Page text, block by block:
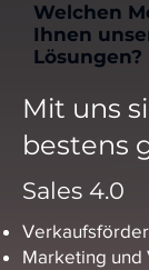
Welchen
Ihnen
Lösungen?
Mit uns
bestens
Sales 4.0
Marketing